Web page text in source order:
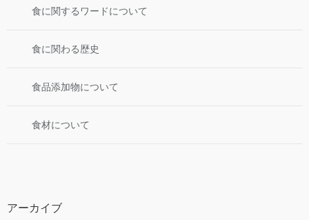
食に関するワードについて
食に関わる歴史
食品添加物について
食材について
アーカイブ